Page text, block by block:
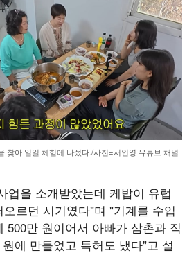
찾아 일일 체험에 나섰다./사진=서인영 유튜브 채널
업을 소개받았는데 케밥이 유럽
르던 시기였다"며 "기계를 수입
500만 원이어서 아빠가 삼촌과 직
에 만들었고 특허도 냈다"고 설